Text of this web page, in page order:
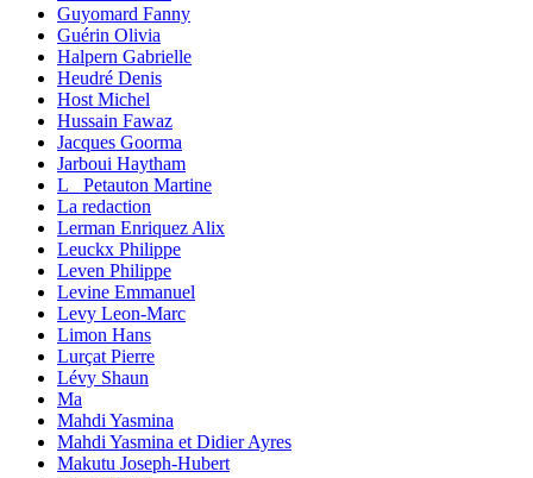
Guyomard Fanny
Guérin Olivia
Halpern Gabrielle
Heudré Denis
Host Michel
Hussain Fawaz
Jacques Goorma
Jarboui Haytham
L_ Petauton Martine
La redaction
Lerman Enriquez Alix
Leuckx Philippe
Leven Philippe
Levine Emmanuel
Levy Leon-Marc
Limon Hans
Lurçat Pierre
Lévy Shaun
Ma
Mahdi Yasmina
Mahdi Yasmina et Didier Ayres
Makutu Joseph-Hubert